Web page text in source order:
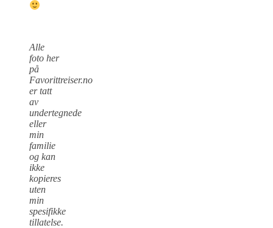
Alle
foto her
på
Favorittreiser.no
er tatt
av
undertegnede
eller
min
familie
og kan
ikke
kopieres
uten
min
spesifikke
tillatelse.